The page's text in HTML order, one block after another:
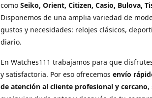
como Seiko, Orient, Citizen, Casio, Bulova,
Disponemos de una amplia variedad de
gustos y necesidades: relojes clásicos,
diario.
En Watches111 trabajamos para que
y satisfactoria. Por eso ofrecemos envío
de atención al cliente profesional y cercano,